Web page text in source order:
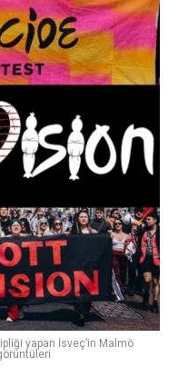
yapan İsveç’in Malmö